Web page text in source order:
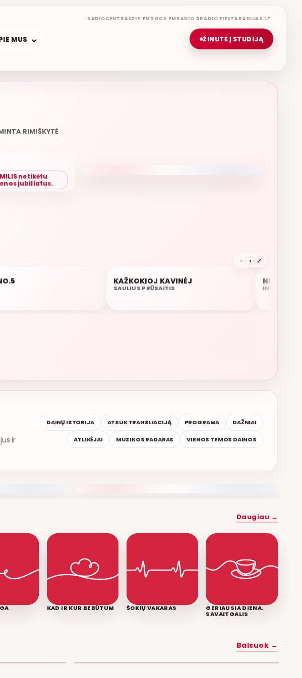
RADIOCENTRASZIP FM ROCK FM RADIO RRADIO FIESTARADIJAS.LT
ŽINUTĖ Į STUDIJĄ
MUS
RIMIŠKYTĖ
netikėtu
jubiliatus.
01:42
KAŽKOKIOJ KAVINĖJ
SAULIUS PRŪSAITIS
NIEKO
INGA
‹ › ⤢
ir
DAINŲ ISTORIJA ATSUK TRANSLIACIJĄ PROGRAMA DAŽNIAI
ATLIKĖJAI MUZIKOS RADARAS VIENOS TEMOS DAINOS
Daugiau →
KAD IR KUR BEBŪTUM ŠOKIŲ VAKARAS GERIAUSIA DIENA.
SAVAITGALIS
Balsuok →